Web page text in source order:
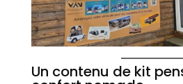
Un contenu de kit